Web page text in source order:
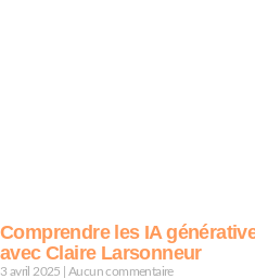
Comprendre les IA
avec Claire Larsonneur
3 avril 2025 Aucun commentaire